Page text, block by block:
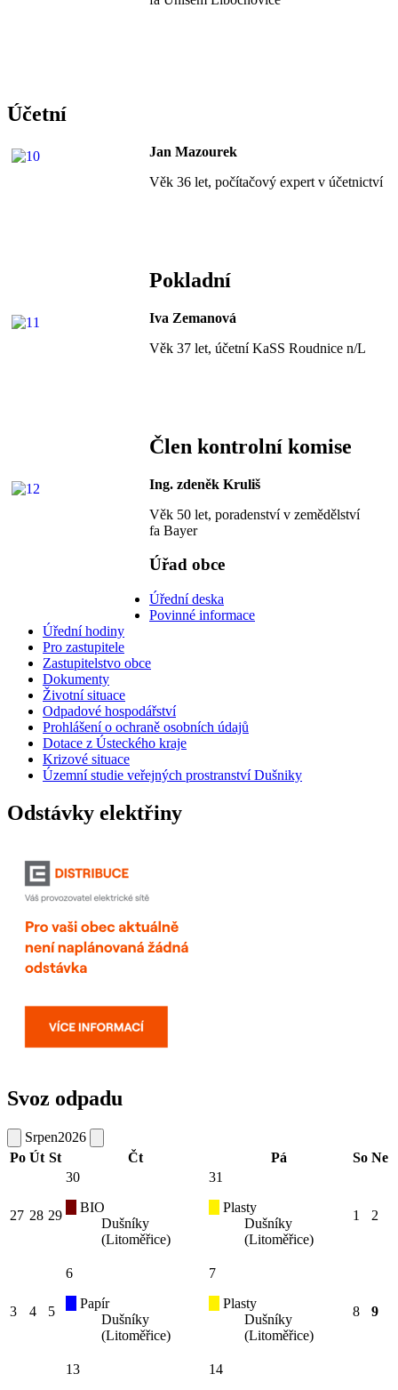
Účetní
Jan Mazourek
Věk 36 let, počítačový expert v účetnictví
Pokladní
Iva Zemanová
Věk 37 let, účetní KaSS Roudnice n/L
Člen kontrolní komise
Ing. zdeněk Kruliš
Věk 50 let, poradenství v zemědělství
fa Bayer
Úřad obce
Úřední deska
Povinné informace
Úřední hodiny
Pro zastupitele
Zastupitelstvo obce
Dokumenty
Životní situace
Odpadové hospodářství
Prohlášení o ochraně osobních údajů
Dotace z Ústeckého kraje
Krizové situace
Územní studie veřejných prostranství Dušniky
Odstávky elektřiny
Svoz odpadu
Srpen2026
Po Út St Čt Pá So Ne
27 28 29
30
BIO
Dušníky
(Litoměřice)
31
Plasty
Dušníky
(Litoměřice)
1 2
3 4 5
6
Papír
Dušníky
(Litoměřice)
7
Plasty
Dušníky
(Litoměřice)
8 9
13
14